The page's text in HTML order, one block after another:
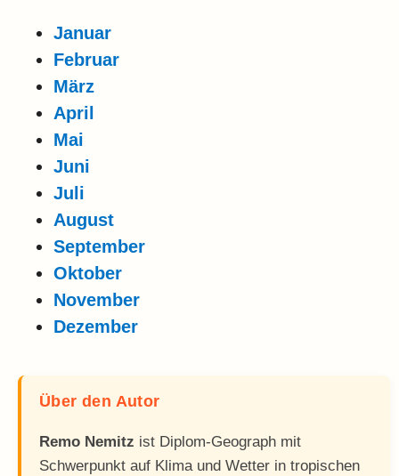
Januar
Februar
März
April
Mai
Juni
Juli
August
September
Oktober
November
Dezember
Über den Autor
Remo Nemitz ist Diplom-Geograph mit
Schwerpunkt auf Klima und Wetter in tropischen